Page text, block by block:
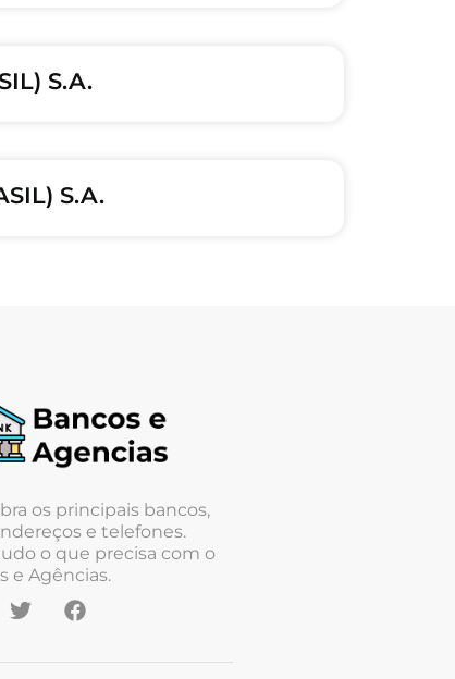
S.A.
S.A.
os principais bancos,
e telefones.
o que precisa com o
e Agências.